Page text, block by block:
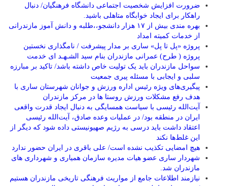
ضرورت افزایش شخصیت اجتماعی دانشگاه فرهنگیان/ دنبال
راهکار برای ایجاد خوابگاه متاهلی باشید.
بهره مندی بیش از ۱۷ هزار دانشجو،،طلبه و دانش آموز مازندرانی
از خدمات کمیته امداد
پروژه «پل تا پل» ساری بر مدار پیشرفت / نامگذاری نخستین
پروژه ( طرح) عمرانی مازندران بنام سید الشـهـد ای خدمت
سواحل مازندران باید یک تولیت خاص داشته باشد/ تاکید بر مبارزه
سلبی و ایجابی با مسئله پیری جمعیت
پیگیری‌های ویژه رئیس اداره ورزش و جوانان شهرستان ساری با
هدف رفع مشکلات ورزش روستا ها در مرکز مازندران
آیت‌الله رئیسی با سیاست همسایگی به دنبال ایجاد قدرت واقعی
ایران در منطقه بود/ در عملیات وعده صادق، آیت‌الله رئیسی
اعتقاد داشت باید درسی به رژیم صهیونیستی داده شود که دیگر از
این غلط‌ها نکند
هیچ امضایی تکذیب نشده است/ علی باقری در ایران حضور ندارد
شهردار ساری عضو هیات مدیره سازمان همیاری و شهرداری های
مازندران شد.
نیازمند اطلاعات جامع از مواریث فرهنگی تاریخی مازندران هستیم